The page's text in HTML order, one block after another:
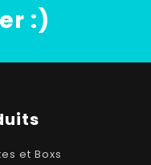
:)
et Boxs